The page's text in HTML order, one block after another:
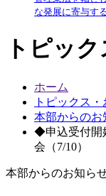
な発展に寄与す
トピッ
ホーム
トピックス
本部からのお
◆申込受付開
会（7/10）
本部からのお知ら